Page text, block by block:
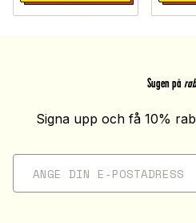
Sugen på
Signa upp och få 10%